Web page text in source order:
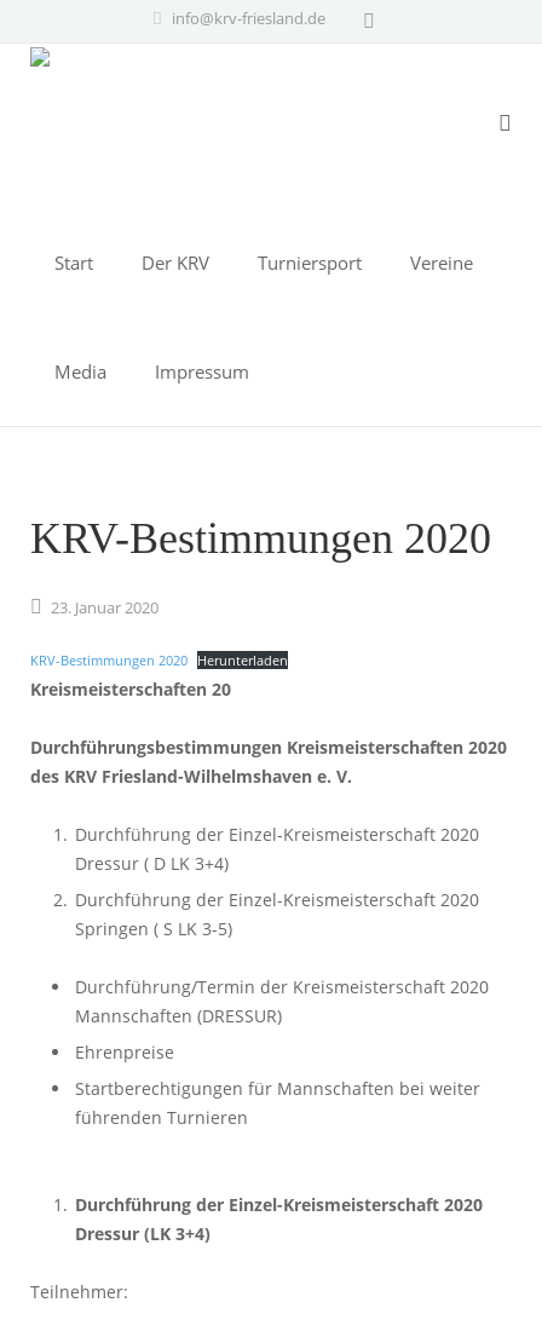
info@krv-friesland.de
Start Der KRV Turniersport Vereine
Media Impressum
KRV-Bestimmungen 2020
23. Januar2020
KRV-Bestimmungen 2020 Herunterladen
Kreismeisterschaften 20
Durchführungsbestimmungen Kreismeisterschaften 2020
des KRV Friesland-Wilhelmshaven e. V.
Durchführung der Einzel-Kreismeisterschaft 2020
Dressur ( D LK 3+4)
Durchführung der Einzel-Kreismeisterschaft 2020
Springen ( S LK 3-5)
Durchführung/Termin der Kreismeisterschaft 2020
Mannschaften (DRESSUR)
Ehrenpreise
Startberechtigungen für Mannschaften bei weiter
führenden Turnieren
Durchführung der Einzel-Kreismeisterschaft 2020
Dressur (LK 3+4)
Teilnehmer: